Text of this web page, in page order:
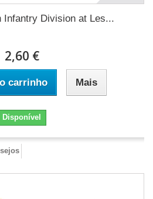
Infantry Division at Les...
2,60 €
carrinho Mais
Disponível